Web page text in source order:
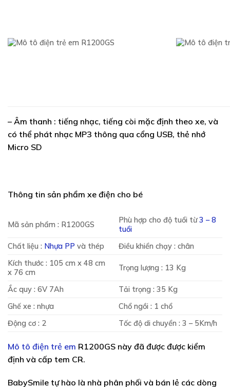
– Âm thanh : tiếng nhạc, tiếng còi mặc định theo xe, và
có thể phát nhạc MP3 thông qua cổng USB, thẻ nhớ
Micro SD
Thông tin sản phẩm xe điện cho bé
Mã sản phẩm : R1200GS Phù hợp cho độ tuổi từ3 – 8
tuổi
Chất liệu : Nhựa PP và thép
Điều khiển chạy : chân
Kích thước : 105 cm x 48 cm
x 76 cm
Trọng lượng : 13 Kg
Ắc quy : 6V 7Ah
Tải trọng : 35 Kg
Ghế xe : nhựa
Chổ ngồi : 1 chổ
Động cơ : 2
Tốc độ di chuyển : 3 – 5Km/h
Mô tô điện trẻ em R1200GS này đã được được kiểm
định và cấp tem CR.
BabySmile tự hào là nhà phân phối và bán lẻ các dòng